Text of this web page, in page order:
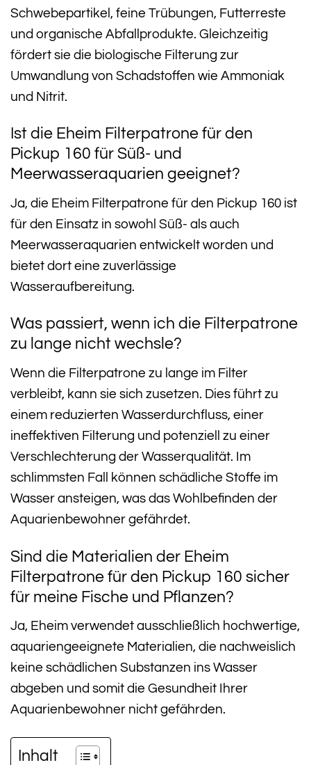
Schwebepartikel, feine Trübungen, Futterreste
und organische Abfallprodukte. Gleichzeitig
fördert sie die biologische Filterung zur
Umwandlung von Schadstoffen wie Ammoniak
und Nitrit.
Ist die Eheim Filterpatrone für den
Pickup 160 für Süß- und
Meerwasseraquarien geeignet?
Ja, die Eheim Filterpatrone für den Pickup 160 ist
für den Einsatz in sowohl Süß- als auch
Meerwasseraquarien entwickelt worden und
bietet dort eine zuverlässige
Wasseraufbereitung.
Was passiert, wenn ich die Filterpatrone
zu lange nicht wechsle?
Wenn die Filterpatrone zu lange im Filter
verbleibt, kann sie sich zusetzen. Dies führt zu
einem reduzierten Wasserdurchfluss, einer
ineffektiven Filterung und potenziell zu einer
Verschlechterung der Wasserqualität. Im
schlimmsten Fall können schädliche Stoffe im
Wasser ansteigen, was das Wohlbefinden der
Aquarienbewohner gefährdet.
Sind die Materialien der Eheim
Filterpatrone für den Pickup 160 sicher
für meine Fische und Pflanzen?
Ja, Eheim verwendet ausschließlich hochwertige,
aquariengeeignete Materialien, die nachweislich
keine schädlichen Substanzen ins Wasser
abgeben und somit die Gesundheit Ihrer
Aquarienbewohner nicht gefährden.
Inhalt